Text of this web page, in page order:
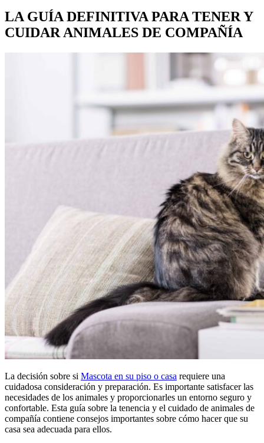
LA GUÍA DEFINITIVA PARA TENER Y
CUIDAR ANIMALES DE COMPAÑÍA
La decisión sobre si Mascota en su piso o casa requiere una
cuidadosa consideración y preparación. Es importante satisfacer las
necesidades de los animales y proporcionarles un entorno seguro y
confortable. Esta guía sobre la tenencia y el cuidado de animales de
compañía contiene consejos importantes sobre cómo hacer que su
casa sea adecuada para ellos.